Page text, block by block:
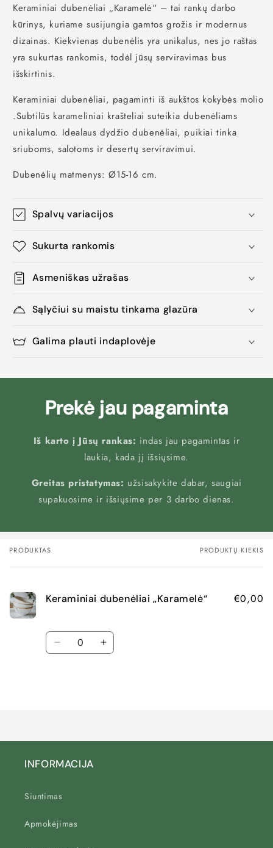
Keraminiai dubenėliai „Karamelė“ – tai rankų darbo
kūrinys, kuriame susijungia gamtos grožis ir modernus
dizainas. Kiekvienas dubenėlis yra unikalus, nes jo raštas
yra sukurtas rankomis, todėl jūsų serviravimas bus
išskirtinis.
Keraminiai dubenėliai, pagaminti iš aukštos kokybės molio
.Subtilūs karameliniai krašteliai suteikia dubenėliams
unikalumo. Idealaus dydžio dubenėliai, puikiai tinka
sriuboms, salotoms ir desertų serviravimui.
Dubenėlių matmenys:Ø15-16 cm.
Spalvų variacijos
Sukurta rankomis
Asmeniškas užrašas
Sąlyčiui su maistu tinkama glazūra
Galima plauti indaplovėje
Prekė jau pagaminta
Iš karto į Jūsų rankas: indas jau pagamintas ir
laukia, kada jį išsiųsime.
Greitas pristatymas: užsisakykite dabar, saugiai
supakuosime ir išsiųsime per 3 darbo dienas.
Jūsų
PRODUKTAS PRODUKTŲ KIEKIS
Keraminiai dubenėliai „Karamelė“ €0,00
Kiekis
PamažintiPadidinti
INFORMACIJA
Siuntimas
Apmokėjimas